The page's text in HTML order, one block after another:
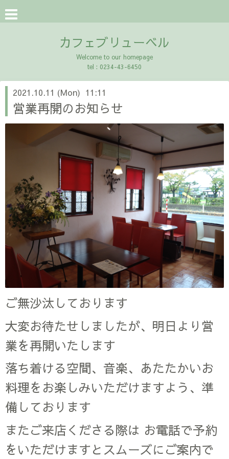
カフェブリューベル
Welcome to our homepage
tel : 0234-43-6450
2021.10.11 (Mon) 11:11
営業再開のお知らせ
ご無沙汰しております
大変お待たせしましたが、明日より営
業を再開いたします
落ち着ける空間、音楽、あたたかいお
料理をお楽しみいただけますよう、準
備しております
またご来店くださる際は お電話で予約
をいただけますとスムーズにご案内で